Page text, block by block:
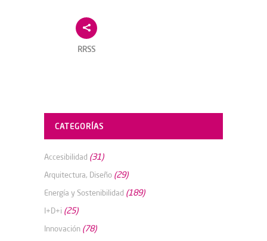
RRSS
CATEGORÍAS
Accesibilidad (31)
Arquitectura, Diseño (29)
Energía y Sostenibilidad (189)
I+D+i (25)
Innovación (78)